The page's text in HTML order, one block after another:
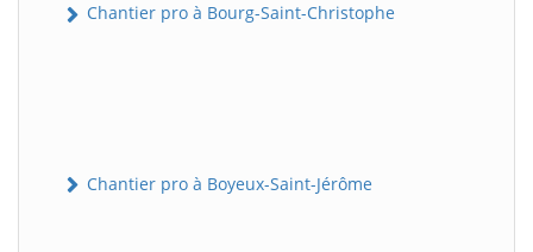
Chantier pro à Bourg-Saint-Christophe
Chantier pro à Boyeux-Saint-Jérôme